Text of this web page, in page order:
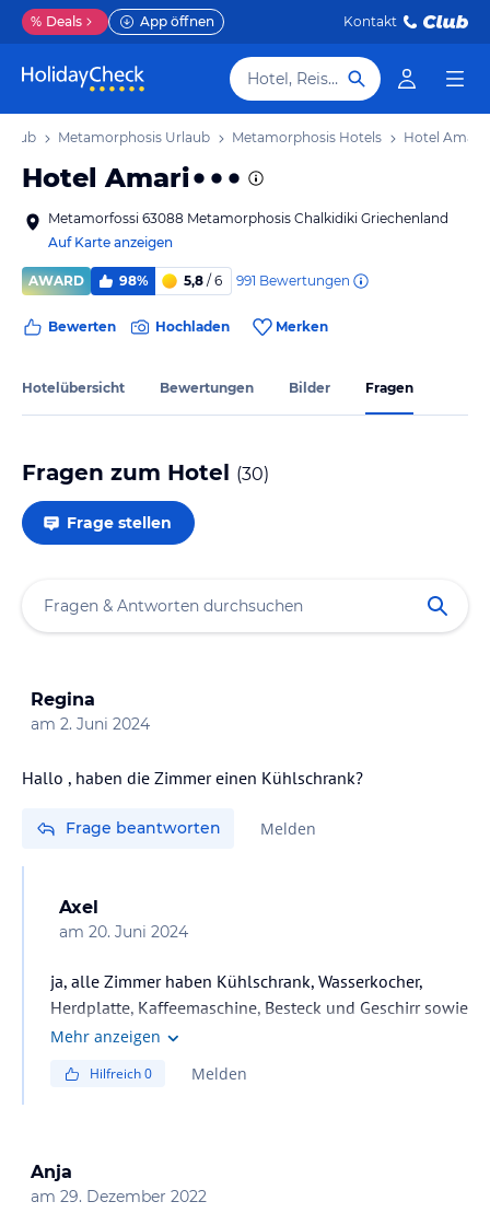
% Deals App öffnen Kontakt
Hotel, Reiseziel
Metamorphosis Urlaub Metamorphosis Hotels Hotel Amari
Hotel Amari
Metamorfossi 63088 Metamorphosis Chalkidiki Griechenland
Auf Karte anzeigen
AWARD 98% 5,8 / 6 991 Bewertungen
Bewerten Hochladen Merken
Hotelübersicht Bewertungen Bilder Fragen
Fragen zum Hotel (30)
Frage stellen
Regina
am 2. Juni 2024
Hallo , haben die Zimmer einen Kühlschrank?
Frage beantworten Melden
Axel
am 20. Juni 2024
ja, alle Zimmer haben Kühlschrank, Wasserkocher,
Herdplatte, Kaffeemaschine, Besteck und Geschirr sowie
Klimaanlage
Mehr anzeigen
Hilfreich0 Melden
Anja
am 29. Dezember 2022